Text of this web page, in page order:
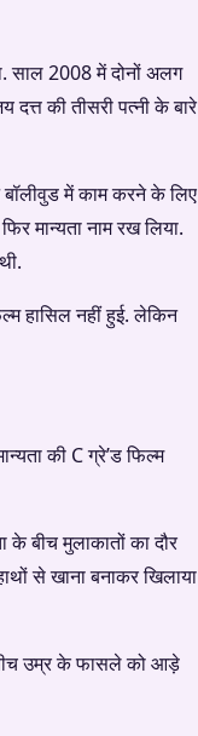
साल 2008 में दोनों अलग
की तीसरी पत्नी के बारे
बॉलीवुड में काम करने के लिए
मान्यता नाम रख लिया.
हासिल नहीं हुई. लेकिन
की C ग्रे’ड फिल्म
बीच मुलाकातों का दौर
से खाना बनाकर खिलाया
बीच उम्र के फासले को आड़े